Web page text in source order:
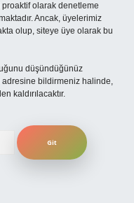
olarak denetleme
Ancak, üyelerimiz
olup, siteye üye olarak bu
düşündüğünüz
adresine bildirmeniz halinde,
kaldırılacaktır.